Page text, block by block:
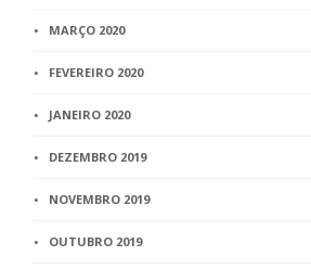
MARÇO 2020
FEVEREIRO 2020
JANEIRO 2020
DEZEMBRO 2019
NOVEMBRO 2019
OUTUBRO 2019